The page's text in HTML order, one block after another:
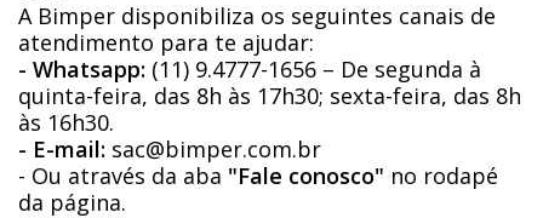
A Bimper disponibiliza os seguintes canais de
atendimento para te ajudar:
- Whatsapp: (11) 9.4777-1656 – De segunda à
quinta-feira, das 8h às 17h30; sexta-feira, das 8h
às 16h30.
- E-mail: sac@bimper.com.br
- Ou através da aba "Fale conosco" no rodapé
da página.